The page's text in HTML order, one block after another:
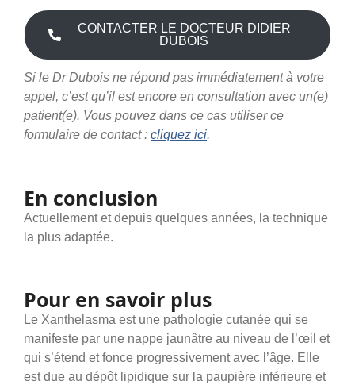
CONTACTER LE DOCTEUR DIDIER
DUBOIS
Si le Dr Dubois ne répond pas immédiatement à votre
appel, c’est qu’il est encore en consultation avec un(e)
patient(e). Vous pouvez dans ce cas utiliser ce
formulaire de contact : cliquez ici.
En conclusion
Actuellement et depuis quelques années, la technique
la plus adaptée.
Pour en savoir plus
Le Xanthelasma est une pathologie cutanée qui se
manifeste par une nappe jaunâtre au niveau de l’œil et
qui s’étend et fonce progressivement avec l’âge. Elle
est due au dépôt lipidique sur la paupière inférieure et